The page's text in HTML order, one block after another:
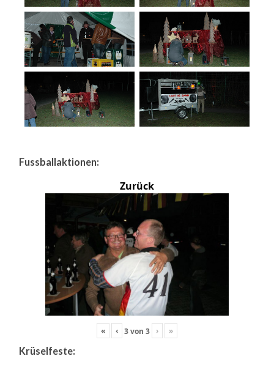
Fussballaktionen:
Zurück
« ‹ 3von 3 › »
Krüselfeste: